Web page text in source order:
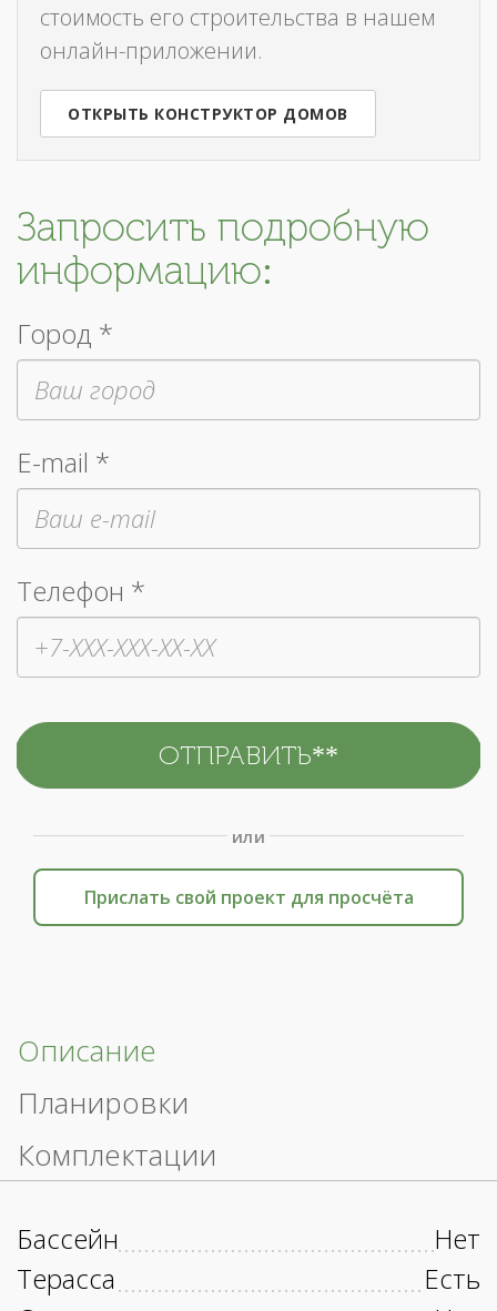
стоимость его строительства в нашем
онлайн-приложении.
ОТКРЫТЬ КОНСТРУКТОР ДОМОВ
Запросить подробную
информацию:
Город *
E-mail *
Телефон *
или
Прислать свой проект для просчёта
Описание
Планировки
Комплектации
Бассейн
Нет
Терасса
Есть